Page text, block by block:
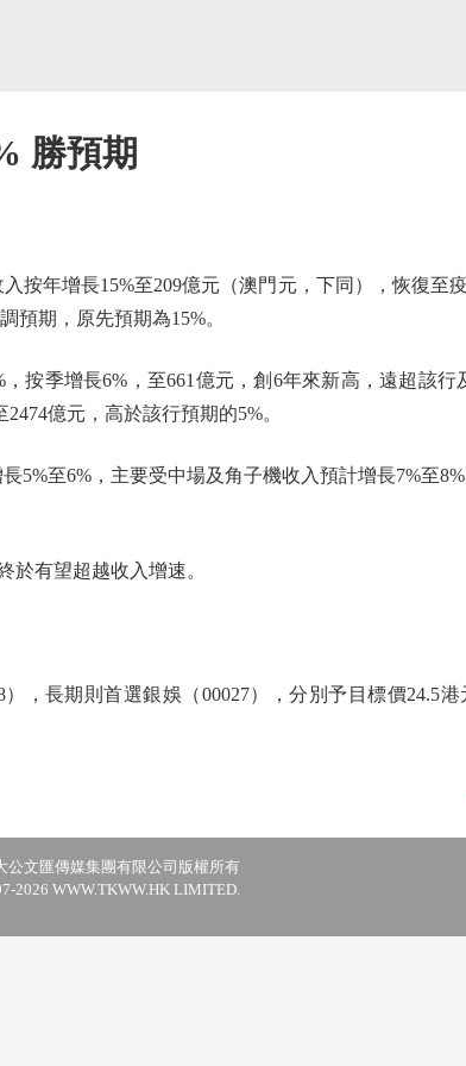
勝預期
年增長15%至209億元（澳門元，下同），恢復至
預期，原先預期為15%。
季增長6%，至661億元，創6年來新高，遠超該行
億元，高於該行預期的5%。
至6%，主要受中場及角子機收入預計增長7%至
有望超越收入增速。
長期則首選銀娛（00027），分別予目標價24.5港
公文匯傳媒集團有限公司版權所有
2026 WWW.TKWW.HK LIMITED.